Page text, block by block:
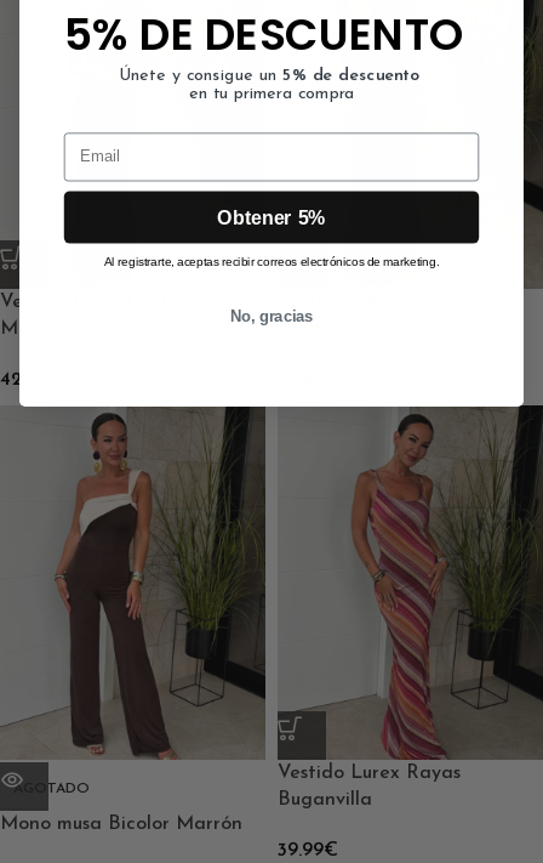
Vestido Musa Lentejuela
Marrón
42.99
AGOTADO
Mono musa Bicolor Marrón
Vestido Lurex Rayas
Buganvilla
39.99€
5% DE DESCUENTO
Únete y consigue un 5% de descuento
en tu primera compra
Email
Obtener 5%
Al registrarte, aceptas recibir correos electrónicos de marketing.
No, gracias